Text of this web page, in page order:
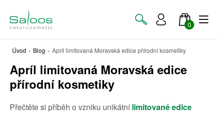
0
Úvod - Blog - Apríl limitovaná Moravská edice přírodní kosmetiky
Apríl limitovaná Moravská edice
přírodní kosmetiky
Přečtěte si příběh o vzniku unikátnílimitované edice